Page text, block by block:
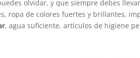
olvidar, y que siempre debes
ropa de colores fuertes y brillantes,
, agua suficiente, artículos de higiene